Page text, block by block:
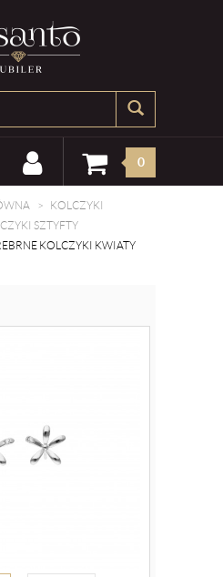
0
KOLCZYKI
SZTYFTY
KOLCZYKI KWIATY